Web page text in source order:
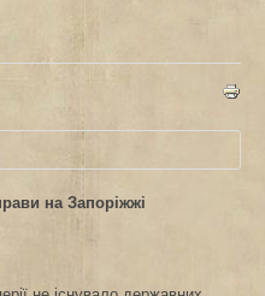
на Запоріжжі